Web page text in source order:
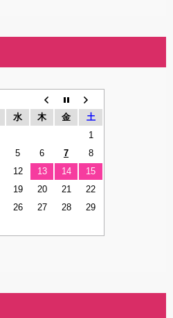
水 木 金
土
1
5 6 7
8
12 13 14
15
19 20 21
22
26 27 28
29